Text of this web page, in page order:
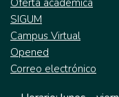
Oferta académica
SIGUM
Campus Virtual
Opened
Correo electrónico